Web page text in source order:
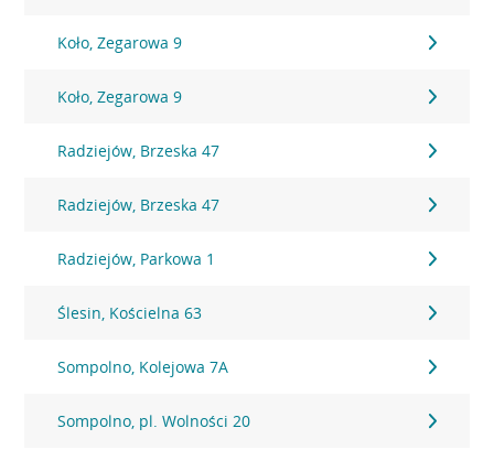
Koło, Zegarowa 9
Koło, Zegarowa 9
Radziejów, Brzeska 47
Radziejów, Brzeska 47
Radziejów, Parkowa 1
Ślesin, Kościelna 63
Sompolno, Kolejowa 7A
Sompolno, pl. Wolności 20